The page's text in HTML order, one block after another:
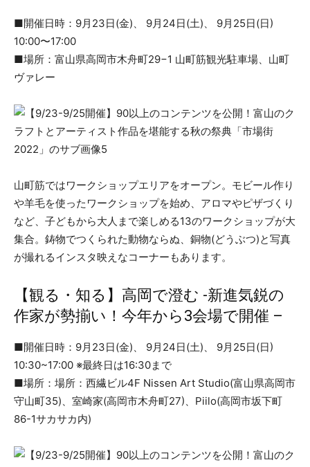
■開催日時：9月23日(金)、 9月24日(土)、 9月25日(日)
10:00〜17:00
■場所：富山県高岡市木舟町29−1 山町筋観光駐車場、山町
ヴァレー
山町筋ではワークショップエリアをオープン。モビール作り
や羊毛を使ったワークショップを始め、アロマやピザづくり
など、子どもから大人まで楽しめる13のワークショップが大
集合。鋳物でつくられた動物ならぬ、銅物(どうぶつ)と写真
が撮れるインスタ映えなコーナーもあります。
【観る・知る】高岡で澄む -新進気鋭の
作家が勢揃い！今年から3会場で開催 –
■開催日時：9月23日(金)、 9月24日(土)、 9月25日(日)
10:30~17:00 ※最終日は16:30まで
■場所：場所：西繊ビル4F Nissen Art Studio(富山県高岡市
守山町35)、室崎家(高岡市木舟町27)、Piilo(高岡市坂下町
86-1サカサカ内)